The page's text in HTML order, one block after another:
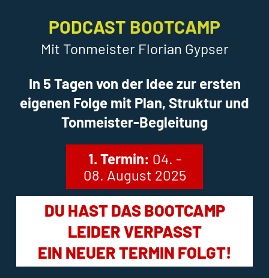
PODCAST BOOTCAMP
Mit Tonmeister Florian Gypser
In 5 Tagen von der Idee zur ersten
eigenen Folge mit Plan, Struktur und
Tonmeister-Begleitung
1. Termin: 04. -
08. August 2025
DU HAST DAS BOOTCAMP
LEIDER VERPASST
EIN NEUER TERMIN FOLGT!